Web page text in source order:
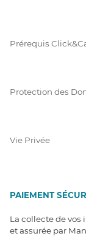
Prérequis
Protection des
Vie Privée
PAIEMENT
La collecte de
et assurée par